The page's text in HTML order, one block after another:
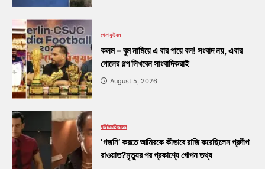
খেলাফুটবল
কলম – বুম নামিয়ে এ বার পায়ে বল! সংবাদ নয়, এবার
গোলের গল্প লিখবেন সাংবাদিকরাই
August 5, 2026
বলিউডবিনোদন
‘গজনি’ করতে আমিরকে কীভাবে রাজি করেছিলেন প্রদীপ
রাওয়াত?মৃত্যুর পর প্রকাশ্যে গোপন তথ্য